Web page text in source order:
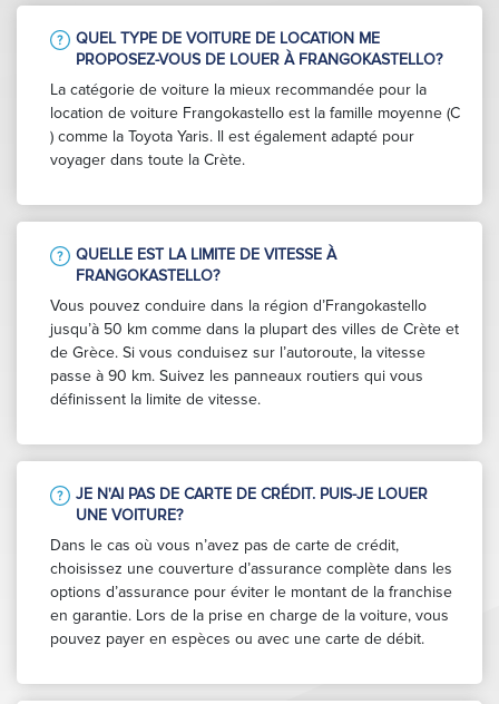
QUEL TYPE DE VOITURE DE LOCATION ME
PROPOSEZ-VOUS DE LOUER À FRANGOKASTELLO?
La catégorie de voiture la mieux recommandée pour la
location de voiture Frangokastello est la famille moyenne (C
) comme la Toyota Yaris. Il est également adapté pour
voyager dans toute la Crète.
QUELLE EST LA LIMITE DE VITESSE À
FRANGOKASTELLO?
Vous pouvez conduire dans la région d’Frangokastello
jusqu’à 50 km comme dans la plupart des villes de Crète et
de Grèce. Si vous conduisez sur l’autoroute, la vitesse
passe à 90 km. Suivez les panneaux routiers qui vous
définissent la limite de vitesse.
JE N'AI PAS DE CARTE DE CRÉDIT. PUIS-JE LOUER
UNE VOITURE?
Dans le cas où vous n’avez pas de carte de crédit,
choisissez une couverture d’assurance complète dans les
options d’assurance pour éviter le montant de la franchise
en garantie. Lors de la prise en charge de la voiture, vous
pouvez payer en espèces ou avec une carte de débit.